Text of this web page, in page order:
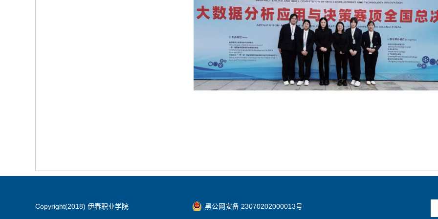
Copyright(2018) 伊春职业学院 黑公网安备 23070202000013号